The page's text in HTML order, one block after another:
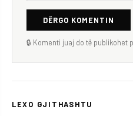
DËRGO KOMENTIN
🔒 Komenti juaj do të
LEXO GJITHASHTU